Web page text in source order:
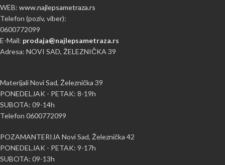
WEB: www.najlepsametraza.rs
Telefon (poziv, viber):
0600772099
E-Mail: prodaja@najlepsametraza.rs
Adresa: NOVI SAD, ŽELEZNIČKA 39
Materijali Novi Sad, Železnička 39
PONEDELJAK - PETAK: 8-19h
SUBOTA: 09-14h
Telefon 0600772099
POZAMANTERIJA Novi Sad, Železnička 42
PONEDELJAK - PETAK: 9-17h
SUBOTA: 09-13h